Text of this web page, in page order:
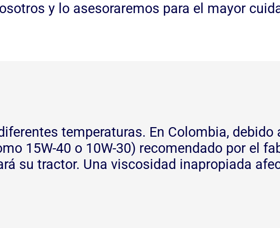
y lo asesoraremos para el mayor
temperaturas. En Colombia,
15W-40 o 10W-30) recomendado por el
su tractor. Una viscosidad inapropiada